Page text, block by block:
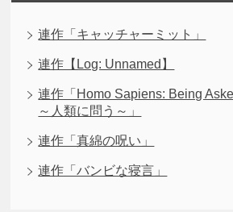
連作「キャッチャーミット」
連作【Log: Unnamed】
連作「Homo Sapiens: Being
～人類に問う～」
連作「真綿の呪い」
連作「バンビな寝言」